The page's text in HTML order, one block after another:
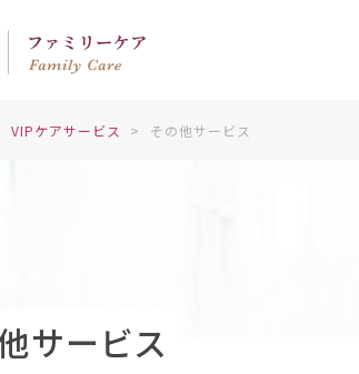
VIPケアサービス その他サービス
サービス